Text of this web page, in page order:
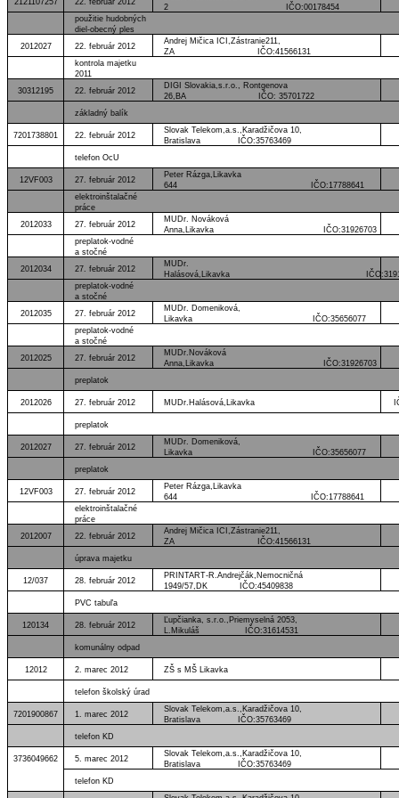
2 IČO:00178454
použitie hudobných
diel-obecný ples
2012027
22. február 2012
Andrej Mičica ICI,Zástranie211,
ZA IČO:41566131
kontrola majetku
2011
30312195
22. február 2012
DIGI Slovakia,s.r.o., Rontgenova
26,BA IČO: 35701722
základný balík
7201738801 22. február 2012
Slovak Telekom,a.s.,Karadžičova 10,
Bratislava IČO:35763469
telefon OcU
12VF003 27. február 2012
Peter Rázga,Likavka
644 IČO:17788641
elektroinštalačné
práce
2012033
27. február 2012
MUDr. Nováková
Anna,Likavka IČO:31926703
preplatok-vodné
a stočné
2012034
27. február 2012
MUDr.
Halásová,Likavka
preplatok-vodné
a stočné
2012035
27. február 2012
MUDr. Domeniková,
Likavka IČO:35656077
preplatok-vodné
a stočné
2012025
27. február 2012
MUDr.Nováková
Anna,Likavka IČO:31926703
preplatok
2012026 27. február 2012 MUDr.Halásová,Likavka
preplatok
2012027 27. február 2012
MUDr. Domeniková,
Likavka IČO:35656077
preplatok
12VF003 27. február 2012
Peter Rázga,Likavka
644 IČO:17788641
elektroinštalačné
práce
2012007
22. február 2012
Andrej Mičica ICI,Zástranie211,
ZA IČO:41566131
úprava majetku
12/037 28. február 2012
PRINTART-R.Andrejčák,Nemocničná
1949/57,DK IČO:45409838
PVC tabuľa
120134 28. február 2012
Ľupčianka, s.r.o.,Priemyselná 2053,
L.Mikuláš IČO:31614531
komunálny odpad
12012 2. marec 2012 ZŠ s MŠ Likavka
telefon školský úrad
7201900867 1. marec 2012
Slovak Telekom,a.s.,Karadžičova 10,
Bratislava IČO:35763469
telefon KD
3736049662 5. marec 2012
Slovak Telekom,a.s.,Karadžičova 10,
Bratislava IČO:35763469
telefon KD